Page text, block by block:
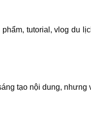
tutorial, vlog du
tạo nội dung,